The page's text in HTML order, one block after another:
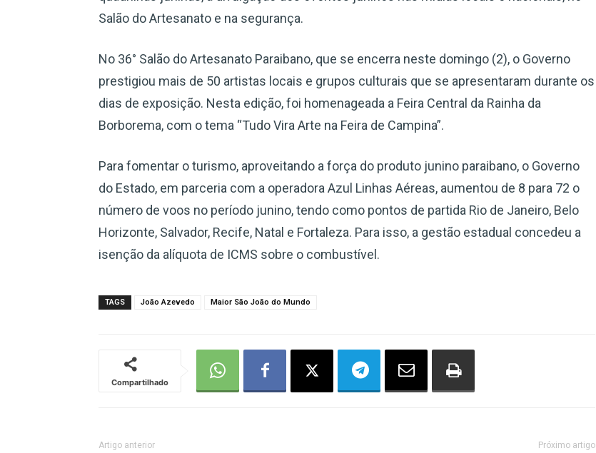
Salão do Artesanato e na segurança.
No 36° Salão do Artesanato Paraibano, que se encerra neste domingo (2), o Governo
prestigiou mais de 50 artistas locais e grupos culturais que se apresentaram durante os
dias de exposição. Nesta edição, foi homenageada a Feira Central da Rainha da
Borborema, com o tema “Tudo Vira Arte na Feira de Campina”.
Para fomentar o turismo, aproveitando a força do produto junino paraibano, o Governo
do Estado, em parceria com a operadora Azul Linhas Aéreas, aumentou de 8 para 72 o
número de voos no período junino, tendo como pontos de partida Rio de Janeiro, Belo
Horizonte, Salvador, Recife, Natal e Fortaleza. Para isso, a gestão estadual concedeu a
isenção da alíquota de ICMS sobre o combustível.
TAGS João Azevedo Maior São João do Mundo
Compartilhado
Artigo anterior Próximo artigo